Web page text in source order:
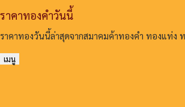
ราคาทองคําวันนี้
ราคาทองวันนี้ล่าสุดจากสมาคมค้าทองคํา ทองแท่ง
เมนู